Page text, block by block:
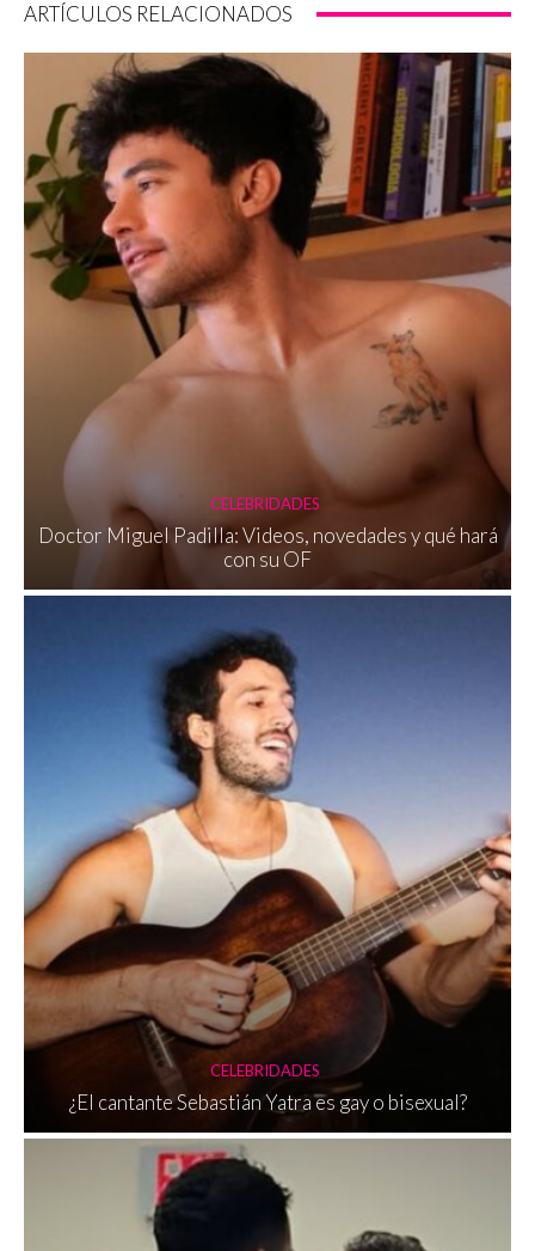
ARTÍCULOS RELACIONADOS
CELEBRIDADES
Doctor Miguel Padilla: Videos, novedades y qué hará
con su OF
CELEBRIDADES
¿El cantante Sebastián Yatra es gay o bisexual?